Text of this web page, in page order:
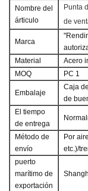
Nombre del
árticulo
Punta
de
Marca
Material
Acero
MOQ
PC 1
Embalaje
Caja
de
El tiempo
de entrega
Método de
envío
Por
etc.)/
puerto
marítimo de
exportación